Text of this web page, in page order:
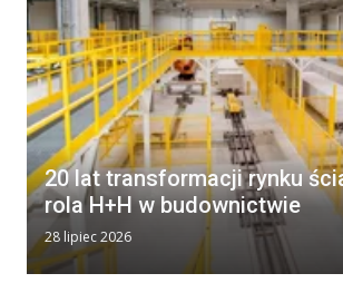
20 lat transformacji rynku
rola H+H w budownictwie
28 lipiec 2026